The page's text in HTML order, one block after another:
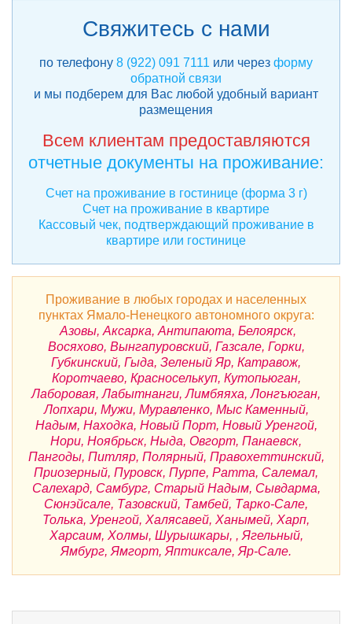
Свяжитесь с нами
по телефону 8 (922) 091 7111 или через форму
обратной связи
и мы подберем для Вас любой удобный вариант
размещения
Всем клиентам предоставляются
отчетные документы на проживание:
Счет на проживание в гостинице (форма 3 г)
Счет на проживание в квартире
Кассовый чек, подтверждающий проживание в
квартире или гостинице
Проживание в любых городах и населенных
пунктах Ямало-Ненецкого автономного округа:
Азовы, Аксарка, Антипаюта, Белоярск,
Восяхово, Вынгапуровский, Газсале, Горки,
Губкинский, Гыда, Зеленый Яр, Катравож,
Коротчаево, Красноселькуп, Кутопьюган,
Лаборовая, Лабытнанги, Лимбяяха, Лонгъюган,
Лопхари, Мужи, Муравленко, Мыс Каменный,
Надым, Находка, Новый Порт, Новый Уренгой,
Нори, Ноябрьск, Ныда, Овгорт, Панаевск,
Пангоды, Питляр, Полярный, Правохеттинский,
Приозерный, Пуровск, Пурпе, Ратта, Салемал,
Салехард, Самбург, Старый Надым, Сывдарма,
Сюнэйсале, Тазовский, Тамбей, Тарко-Сале,
Толька, Уренгой, Халясавей, Ханымей, Харп,
Харсаим, Холмы, Шурышкары, , Ягельный,
Ямбург, Ямгорт, Яптиксале, Яр-Сале.